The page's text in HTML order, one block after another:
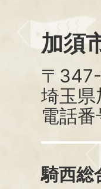
加須
〒
埼玉県
電話
騎西総